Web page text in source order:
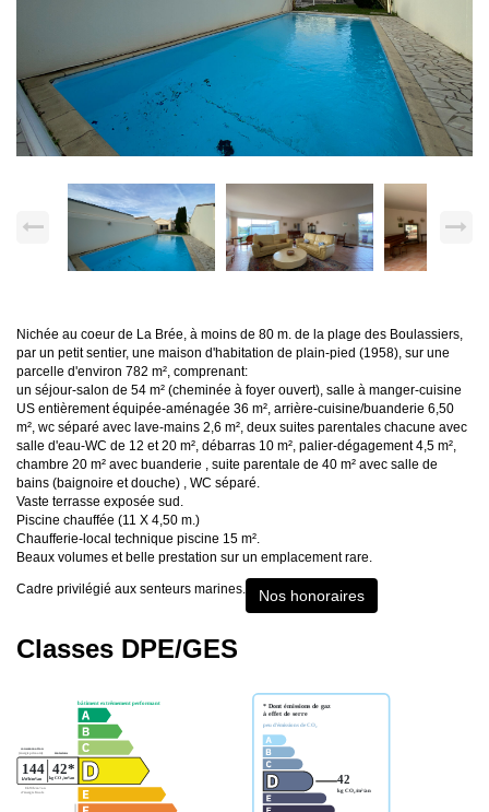
Nichée au coeur de La Brée, à moins de 80 m. de la plage des Boulassiers,
par un petit sentier, une maison d'habitation de plain-pied (1958), sur une
parcelle d'environ 782 m², comprenant:
un séjour-salon de 54 m² (cheminée à foyer ouvert), salle à manger-cuisine
US entièrement équipée-aménagée 36 m², arrière-cuisine/buanderie 6,50
m², wc séparé avec lave-mains 2,6 m², deux suites parentales chacune avec
salle d'eau-WC de 12 et 20 m², débarras 10 m², palier-dégagement 4,5 m²,
chambre 20 m² avec buanderie , suite parentale de 40 m² avec salle de
bains (baignoire et douche) , WC séparé.
Vaste terrasse exposée sud.
Piscine chauffée (11 X 4,50 m.)
Chaufferie-local technique piscine 15 m².
Beaux volumes et belle prestation sur un emplacement rare.
Cadre privilégié aux senteurs marines. Nos honoraires
Classes DPE/GES